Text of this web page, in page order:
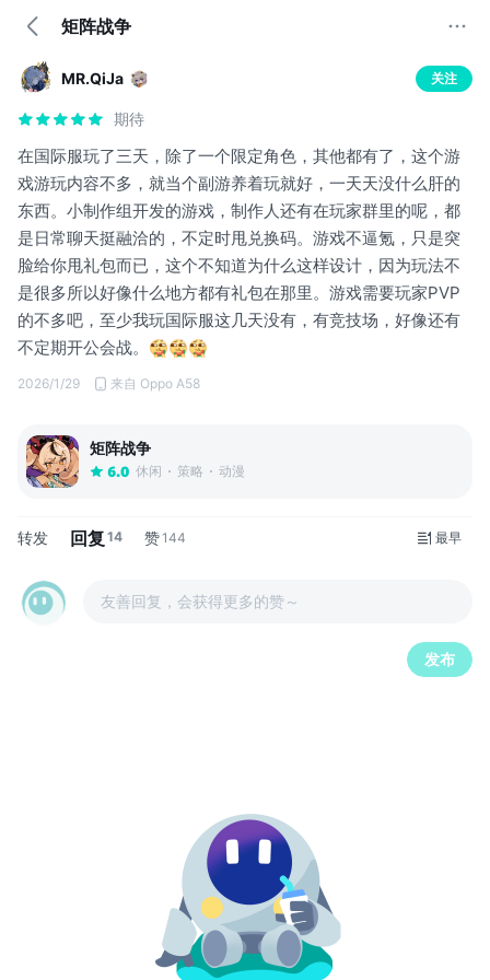
矩阵战争
MR.QiJa 关注
期待
在国际服玩了三天，除了一个限定角色，其他都有了，这个游
戏游玩内容不多，就当个副游养着玩就好，一天天没什么肝的
东西。小制作组开发的游戏，制作人还有在玩家群里的呢，都
是日常聊天挺融洽的，不定时甩兑换码。游戏不逼氪，只是突
脸给你甩礼包而已，这个不知道为什么这样设计，因为玩法不
是很多所以好像什么地方都有礼包在那里。游戏需要玩家PVP
的不多吧，至少我玩国际服这几天没有，有竞技场，好像还有
不定期开公会战。
2026/1/29 来自 Oppo A58
矩阵战争
6.0 休闲 策略 动漫
转发 回复 14 赞144 最早
友善回复，会获得更多的赞～
发布